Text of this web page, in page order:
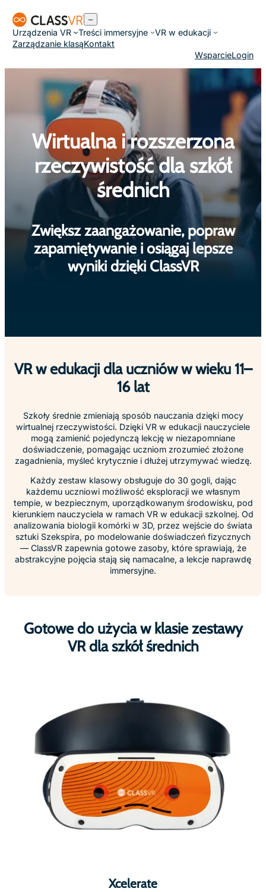
do
treści
–
Urządzenia VR Treści immersyjne
VR w edukacji
Zarządzanie klasąKontakt
WsparcieLogin
Wirtualna i rozszerzona
rzeczywistość dla szkół
średnich
Zwiększ zaangażowanie, popraw
zapamiętywanie i osiągaj lepsze
wyniki dzięki ClassVR
VR w edukacji dla uczniów w wieku 11–
16 lat
Szkoły średnie zmieniają sposób nauczania dzięki mocy
wirtualnej rzeczywistości. Dzięki VR w edukacji nauczyciele
mogą zamienić pojedynczą lekcję w niezapomniane
doświadczenie, pomagając uczniom zrozumieć złożone
zagadnienia, myśleć krytycznie i dłużej utrzymywać wiedzę.
Każdy zestaw klasowy obsługuje do 30 gogli, dając
każdemu uczniowi możliwość eksploracji we własnym
tempie, w bezpiecznym, uporządkowanym środowisku, pod
kierunkiem nauczyciela w ramach VR w edukacji szkolnej. Od
analizowania biologii komórki w 3D, przez wejście do świata
sztuki Szekspira, po modelowanie doświadczeń fizycznych
— ClassVR zapewnia gotowe zasoby, które sprawiają, że
abstrakcyjne pojęcia stają się namacalne, a lekcje naprawdę
immersyjne.
Gotowe do użycia w klasie zestawy
VR dla szkół średnich
Xcelerate